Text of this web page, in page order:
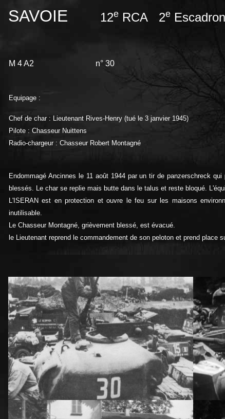
SAVOIE 12e RCA 2e Escadron
M 4 A2 n° 30
Equipage :
Chef de char : Lieutenant Rives-Henry (tué le 3 janvier 1945)
Pilote : Chasseur Nuittens
Radio-chargeur : Chasseur Robert Montagné
Endommagé Ancinnes le 11 août 1944 par un tir de panzerschreck
blessés. Le char se replie mais butte dans le talus et reste bloqué.
L'ISERAN est en protection et ouvre le feu sur les maisons
inutilisable.
Le Chasseur Montagné, grièvement blessé, est évacué.
le Lieutenant reprend le commandement de son peloton et prend place